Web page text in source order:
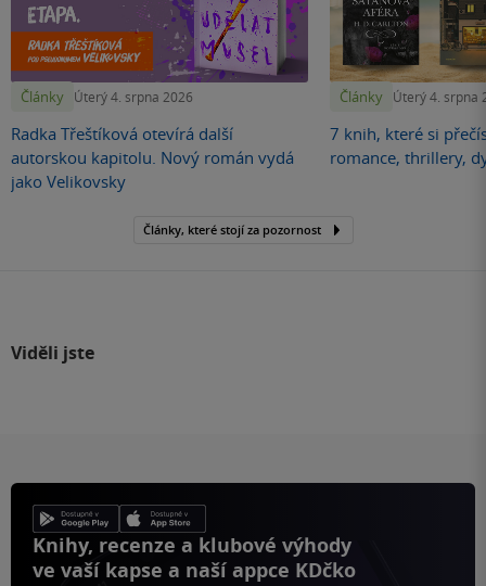
Články Úterý 4. srpna 2026
Radka Třeštíková otevírá další
autorskou kapitolu. Nový román vydá
jako Velikovsky
Články Úterý 4. srpna
7 knih, které si
romance, thrillery,
Články, které stojí za pozornost
Viděli jste
Knihy, recenze a klubové výhody
ve vaší kapse a naší appce KDčko